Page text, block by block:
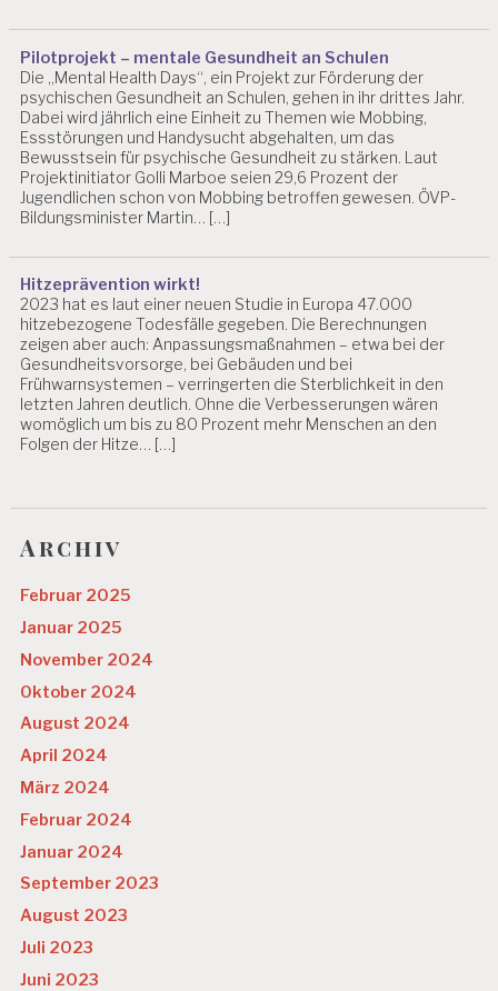
Pilotprojekt – mentale Gesundheit an Schulen
Die „Mental Health Days“, ein Projekt zur Förderung der
psychischen Gesundheit an Schulen, gehen in ihr drittes Jahr.
Dabei wird jährlich eine Einheit zu Themen wie Mobbing,
Essstörungen und Handysucht abgehalten, um das
Bewusstsein für psychische Gesundheit zu stärken. Laut
Projektinitiator Golli Marboe seien 29,6 Prozent der
Jugendlichen schon von Mobbing betroffen gewesen. ÖVP-
Bildungsminister Martin… […]
Hitzeprävention wirkt!
2023 hat es laut einer neuen Studie in Europa 47.000
hitzebezogene Todesfälle gegeben. Die Berechnungen
zeigen aber auch: Anpassungsmaßnahmen – etwa bei der
Gesundheitsvorsorge, bei Gebäuden und bei
Frühwarnsystemen – verringerten die Sterblichkeit in den
letzten Jahren deutlich. Ohne die Verbesserungen wären
womöglich um bis zu 80 Prozent mehr Menschen an den
Folgen der Hitze… […]
Archiv
Februar 2025
Januar 2025
November 2024
Oktober 2024
August 2024
April 2024
März 2024
Februar 2024
Januar 2024
September 2023
August 2023
Juli 2023
Juni 2023